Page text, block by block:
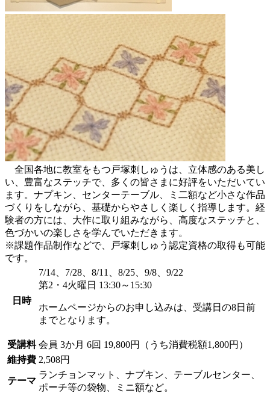
全国各地に教室をもつ戸塚刺しゅうは、立体感のある美し
い、豊富なステッチで、多くの皆さまに好評をいただいてい
ます。ナプキン、センターテーブル、ミ二額など小さな作品
づくりをしながら、基礎からやさしく楽しく指導します。経
験者の方には、大作に取り組みながら、高度なステッチと、
色づかいの楽しさを学んでいただきます。
※課題作品制作などで、戸塚刺しゅう認定資格の取得も可能
です。
日時
7/14、7/28、8/11、8/25、9/8、9/22
第2・4火曜日 13:30～15:30
ホームページからのお申し込みは、受講日の8日前
までとなります。
受講料 会員 3か月 6回 19,800円（うち消費税額1,800円）
維持費 2,508円
テーマ
ランチョンマット、ナプキン、テーブルセンター、
ポーチ等の袋物、ミニ額など。